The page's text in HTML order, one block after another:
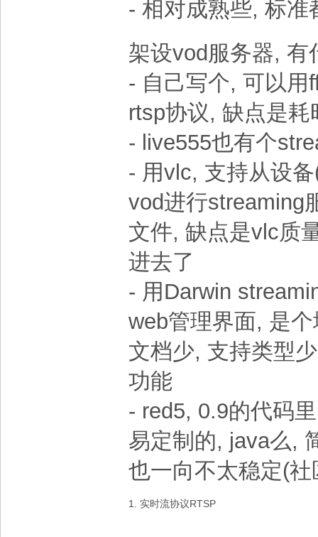
- 相对成熟些, 标准
架设vod服务器, 有
- 自己写个, 可以用
rtsp协议, 缺点是耗
- live555也有个
- 用vlc, 支持从设
vod进行streaming
文件, 缺点是vlc质
进去了
- 用Darwin
web管理界面, 是
文档少, 支持类型
功能
- red5, 0.9的代码
易定制的, java么,
也一向不太稳定(
1. 实时流协议RTSP